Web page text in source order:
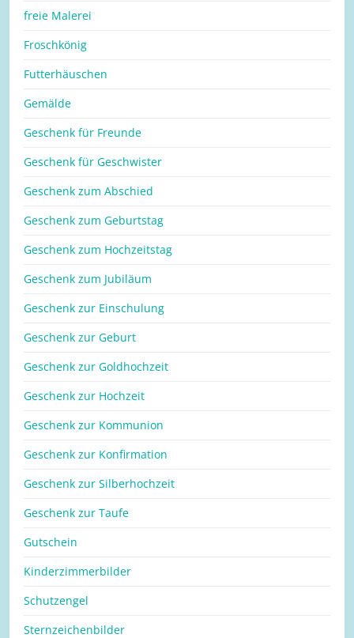
freie Malerei
Froschkönig
Futterhäuschen
Gemälde
Geschenk für Freunde
Geschenk für Geschwister
Geschenk zum Abschied
Geschenk zum Geburtstag
Geschenk zum Hochzeitstag
Geschenk zum Jubiläum
Geschenk zur Einschulung
Geschenk zur Geburt
Geschenk zur Goldhochzeit
Geschenk zur Hochzeit
Geschenk zur Kommunion
Geschenk zur Konfirmation
Geschenk zur Silberhochzeit
Geschenk zur Taufe
Gutschein
Kinderzimmerbilder
Schutzengel
Sternzeichenbilder